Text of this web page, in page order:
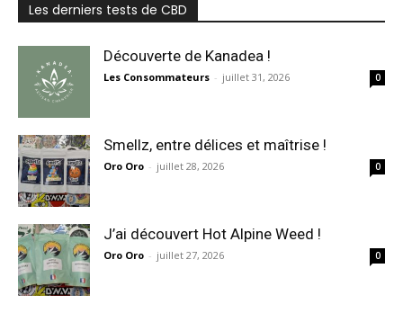
Les derniers tests de CBD
Découverte de Kanadea !
Les Consommateurs - juillet 31, 2026 0
Smellz, entre délices et maîtrise !
Oro Oro - juillet 28, 2026 0
J’ai découvert Hot Alpine Weed !
Oro Oro - juillet 27, 2026 0